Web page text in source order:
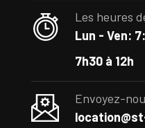
Les heures
Lun - Ven:
7h30 à 12h
Envoyez-